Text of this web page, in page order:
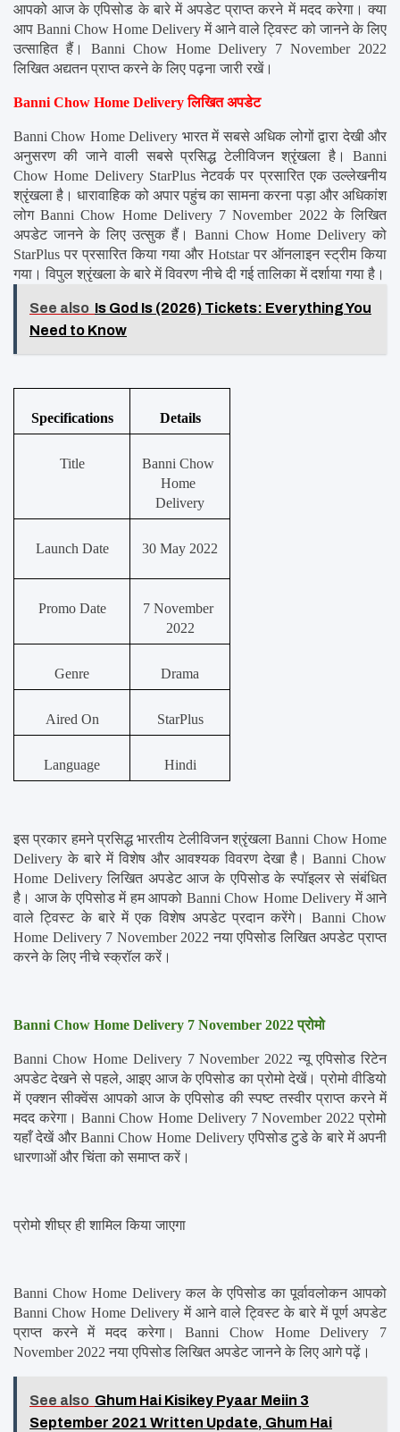
आपको आज के एपिसोड के बारे में अपडेट प्राप्त करने में मदद करेगा। क्या
आप Banni Chow Home Delivery में आने वाले ट्विस्ट को जानने के लिए
उत्साहित हैं। Banni Chow Home Delivery 7 November 2022
लिखित अद्यतन प्राप्त करने के लिए पढ़ना जारी रखें।
Banni Chow Home Delivery लिखित अपडेट
Banni Chow Home Delivery भारत में सबसे अधिक लोगों द्वारा देखी और
अनुसरण की जाने वाली सबसे प्रसिद्ध टेलीविजन श्रृंखला है। Banni
Chow Home Delivery StarPlus नेटवर्क पर प्रसारित एक उल्लेखनीय
श्रृंखला है। धारावाहिक को अपार पहुंच का सामना करना पड़ा और अधिकांश
लोग Banni Chow Home Delivery 7 November 2022 के लिखित
अपडेट जानने के लिए उत्सुक हैं। Banni Chow Home Delivery को
StarPlus पर प्रसारित किया गया और Hotstar पर ऑनलाइन स्ट्रीम किया
गया। विपुल श्रृंखला के बारे में विवरण नीचे दी गई तालिका में दर्शाया गया है।
See also Is God Is (2026) Tickets: Everything You
Need to Know
Specifications Details
Title
Banni Chow
Home
Delivery
Launch Date 30 May 2022
Promo Date
7 November
2022
Genre Drama
Aired On StarPlus
Language Hindi
इस प्रकार हमने प्रसिद्ध भारतीय टेलीविजन श्रृंखला Banni Chow Home
Delivery के बारे में विशेष और आवश्यक विवरण देखा है। Banni Chow
Home Delivery लिखित अपडेट आज के एपिसोड के स्पॉइलर से संबंधित
है। आज के एपिसोड में हम आपको Banni Chow Home Delivery में आने
वाले ट्विस्ट के बारे में एक विशेष अपडेट प्रदान करेंगे। Banni Chow
Home Delivery 7 November 2022 नया एपिसोड लिखित अपडेट प्राप्त
करने के लिए नीचे स्क्रॉल करें।
Banni Chow Home Delivery 7 November 2022 प्रोमो
Banni Chow Home Delivery 7 November 2022 न्यू एपिसोड रिटेन
अपडेट देखने से पहले, आइए आज के एपिसोड का प्रोमो देखें। प्रोमो वीडियो
में एक्शन सीक्वेंस आपको आज के एपिसोड की स्पष्ट तस्वीर प्राप्त करने में
मदद करेगा। Banni Chow Home Delivery 7 November 2022 प्रोमो
यहाँ देखें और Banni Chow Home Delivery एपिसोड टुडे के बारे में अपनी
धारणाओं और चिंता को समाप्त करें।
प्रोमो शीघ्र ही शामिल किया जाएगा
Banni Chow Home Delivery कल के एपिसोड का पूर्वावलोकन आपको
Banni Chow Home Delivery में आने वाले ट्विस्ट के बारे में पूर्ण अपडेट
प्राप्त करने में मदद करेगा। Banni Chow Home Delivery 7
November 2022 नया एपिसोड लिखित अपडेट जानने के लिए आगे पढ़ें।
See also Ghum Hai Kisikey Pyaar Meiin 3
September 2021 Written Update, Ghum Hai